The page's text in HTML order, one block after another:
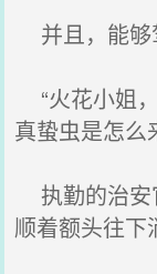
并且，能够
“火花小姐
真蛰虫是怎么
执勤的治安
顺着额头往下